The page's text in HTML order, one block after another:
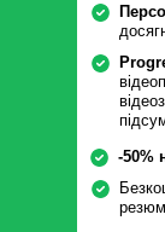
-50%